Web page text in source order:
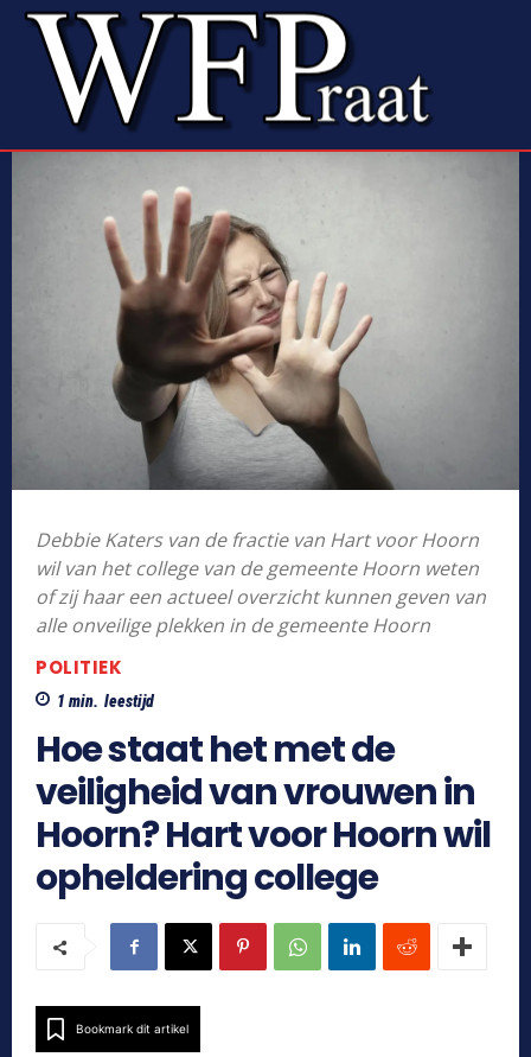
Debbie Katers van de fractie van Hart voor Hoorn
wil van het college van de gemeente Hoorn weten
of zij haar een actueel overzicht kunnen geven van
alle onveilige plekken in de gemeente Hoorn
POLITIEK
1 min. leestijd
Hoe staat het met de
veiligheid van vrouwen in
Hoorn? Hart voor Hoorn wil
opheldering college
Bookmark dit artikel